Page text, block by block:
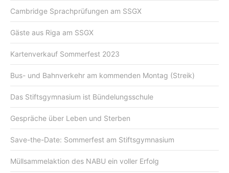
Cambridge Sprachprüfungen am SSGX
Gäste aus Riga am SSGX
Kartenverkauf Sommerfest 2023
Bus- und Bahnverkehr am kommenden Montag (Streik)
Das Stiftsgymnasium ist Bündelungsschule
Gespräche über Leben und Sterben
Save-the-Date: Sommerfest am Stiftsgymnasium
Müllsammelaktion des NABU ein voller Erfolg